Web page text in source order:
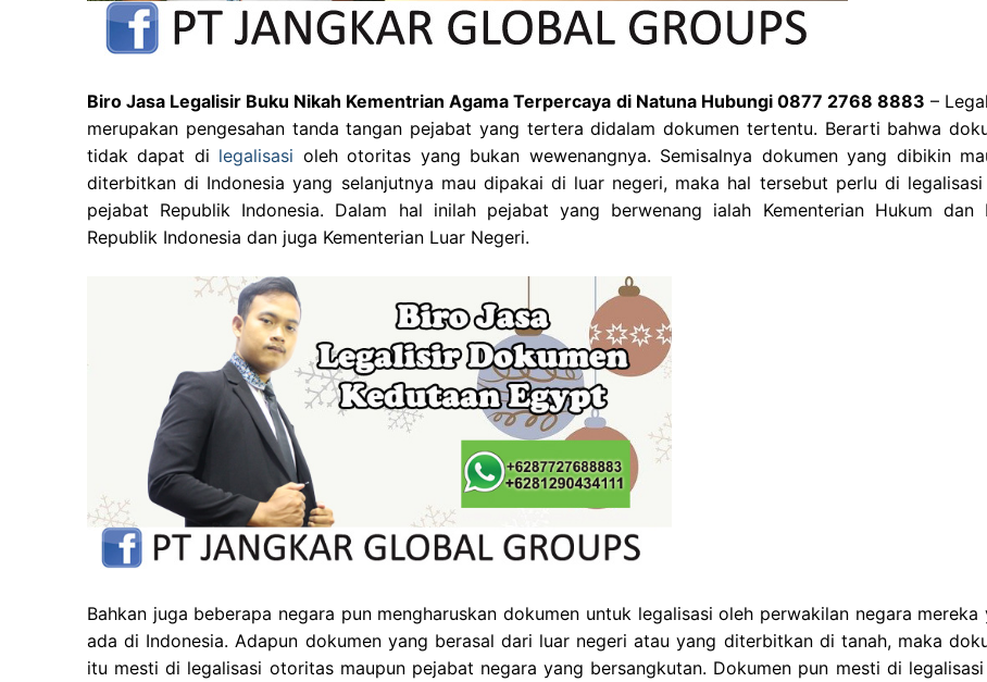
Biro Jasa Legalisir Buku Nikah Kementrian Agama Terpercaya di Natuna Hubungi 0877 2768 8883 –
merupakan pengesahan tanda tangan pejabat yang tertera didalam dokumen tertentu. Berarti bahwa
tidak dapat di legalisasi oleh otoritas yang bukan wewenangnya. Semisalnya dokumen yang dibikin
diterbitkan di Indonesia yang selanjutnya mau dipakai di luar negeri, maka hal tersebut perlu di
pejabat Republik Indonesia. Dalam hal inilah pejabat yang berwenang ialah Kementerian Hukum dan
Republik Indonesia dan juga Kementerian Luar Negeri.
Bahkan juga beberapa negara pun mengharuskan dokumen untuk legalisasi oleh perwakilan negara mereka
ada di Indonesia. Adapun dokumen yang berasal dari luar negeri atau yang diterbitkan di tanah, maka
itu mesti di legalisasi otoritas maupun pejabat negara yang bersangkutan. Dokumen pun mesti di